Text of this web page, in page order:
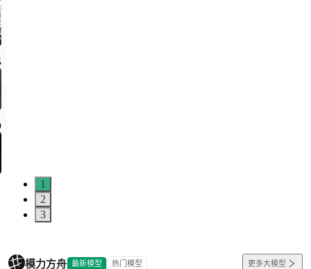
1
2
3
模力方舟 最新模型 热门模型 更多大模型